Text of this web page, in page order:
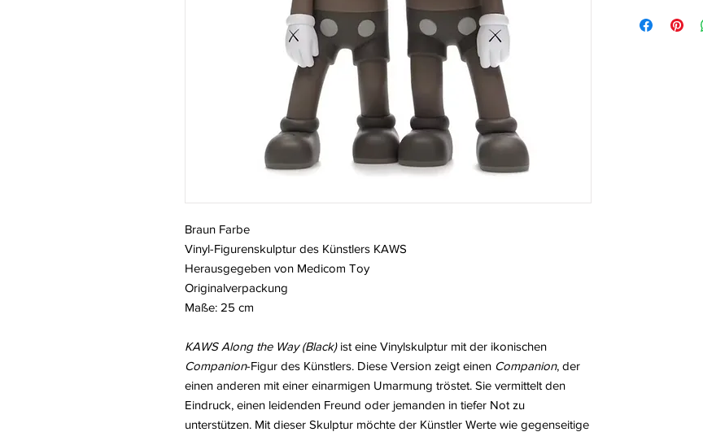
Braun Farbe
Vinyl-Figurenskulptur des Künstlers KAWS
Herausgegeben von Medicom Toy
Originalverpackung
Maße: 25 cm
KAWS Along the Way (Black)ist eine Vinylskulptur mit der ikonischen
Companion-Figur des Künstlers. Diese Version zeigt einen Companion, der
einen anderen mit einer einarmigen Umarmung tröstet. Sie vermittelt den
Eindruck, einen leidenden Freund oder jemanden in tiefer Not zu
unterstützen. Mit dieser Skulptur möchte der Künstler Werte wie gegenseitige